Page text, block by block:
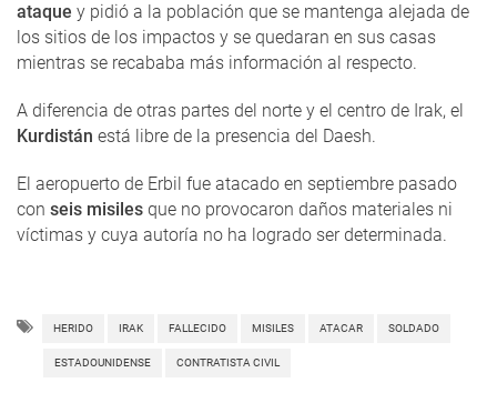
ataque y pidió a la población que se mantenga alejada de
los sitios de los impactos y se quedaran en sus casas
mientras se recababa más información al respecto.
A diferencia de otras partes del norte y el centro de Irak, el
Kurdistán está libre de la presencia del Daesh.
El aeropuerto de Erbil fue atacado en septiembre pasado
con seis misiles que no provocaron daños materiales ni
víctimas y cuya autoría no ha logrado ser determinada.
HERIDO IRAK FALLECIDO MISILES ATACAR SOLDADO
ESTADOUNIDENSE CONTRATISTA CIVIL